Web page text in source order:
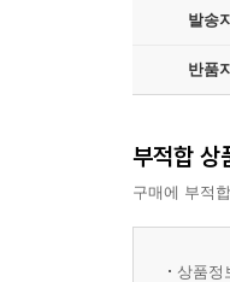
위험 관리,
에서 나 자
상태에서
---「에필로
발송
반품
부적합 상
구매에 부적
상품정